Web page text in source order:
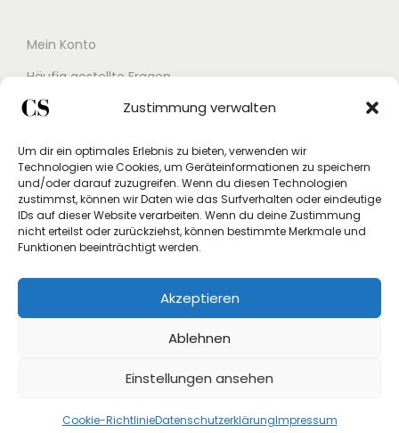
Zustimmung verwalten
Um dir ein optimales Erlebnis zu bieten, verwenden wir
Technologien wie Cookies, um Geräteinformationen zu speichern
und/oder darauf zuzugreifen. Wenn du diesen Technologien
zustimmst, können wir Daten wie das Surfverhalten oder eindeutige
IDs auf dieser Website verarbeiten. Wenn du deine Zustimmung
nicht erteilst oder zurückziehst, können bestimmte Merkmale und
Funktionen beeinträchtigt werden.
Akzeptieren
Ablehnen
Einstellungen ansehen
Cookie-RichtlinieDatenschutzerklärungImpressum
Mein Konto
Häufig gestellte Fragen
Kontakt
Studex App
Einverständniserklärung
Rücksendung beantragen
Vertrag widerrufen
Copyright © 2026Crystal Store Shop